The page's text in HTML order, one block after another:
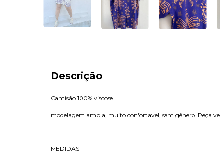
Descrição
Camisão 100% viscose
modelagem ampla, muito confortavel, sem gênero. Peça
MEDIDAS